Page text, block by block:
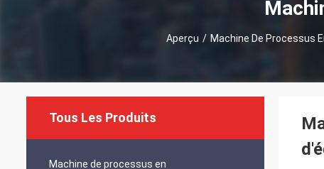
Aperçu / Machine De Processus
Tous Les Produits
Machine de processus en